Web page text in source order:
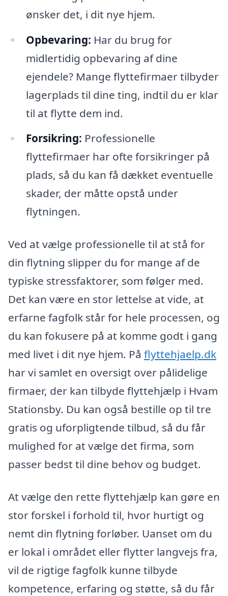
ønsker det, i dit nye hjem.
Opbevaring: Har du brug for
midlertidig opbevaring af dine
ejendele? Mange flyttefirmaer tilbyder
lagerplads til dine ting, indtil du er klar
til at flytte dem ind.
Forsikring: Professionelle
flyttefirmaer har ofte forsikringer på
plads, så du kan få dækket eventuelle
skader, der måtte opstå under
flytningen.
Ved at vælge professionelle til at stå for
din flytning slipper du for mange af de
typiske stressfaktorer, som følger med.
Det kan være en stor lettelse at vide, at
erfarne fagfolk står for hele processen, og
du kan fokusere på at komme godt i gang
med livet i dit nye hjem. På flyttehjaelp.dk
har vi samlet en oversigt over pålidelige
firmaer, der kan tilbyde flyttehjælp i Hvam
Stationsby. Du kan også bestille op til tre
gratis og uforpligtende tilbud, så du får
mulighed for at vælge det firma, som
passer bedst til dine behov og budget.
At vælge den rette flyttehjælp kan gøre en
stor forskel i forhold til, hvor hurtigt og
nemt din flytning forløber. Uanset om du
er lokal i området eller flytter langvejs fra,
vil de rigtige fagfolk kunne tilbyde
kompetence, erfaring og støtte, så du får